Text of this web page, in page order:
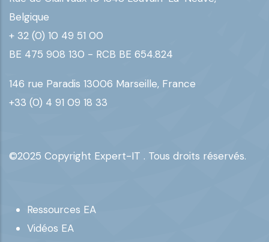
Belgique
+ 32 (0) 10 49 51 00
BE 475 908 130 - RCB BE 654.824
146 rue Paradis 13006 Marseille, France
+33 (0) 4 91 09 18 33
©2025 Copyright Expert-IT . Tous droits réservés.
Footer
Ressources EA
Vidéos EA